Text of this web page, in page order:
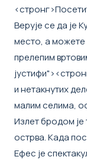
Верује се да је
место, а можете
прелепим
и нетакнутих
малим селима,
Излет бродом је
острва. Када
Ефес је